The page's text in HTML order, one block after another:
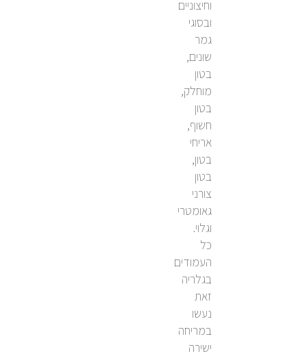
וחיצוניים
ובסוגי
גמר
שונים,
בטון
מוחלק,
בטון
חשוף,
אריחי
בטון,
בטון
צורני
גאומטרי
וגלוי.
כל
העמודים
בגלריה
זאת
נעשו
במריחה
ישירה